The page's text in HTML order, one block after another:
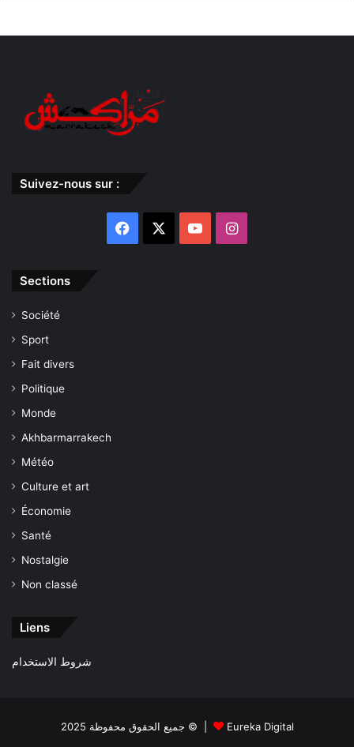
Suivez-nous sur :
Facebook YouTubeInstagram
Sections
Société
Sport
Fait divers
Politique
Monde
Akhbarmarrakech
Météo
Culture et art
Économie
Santé
Nostalgie
Non classé
Liens
شروط الاستخدام
جميع الحقوق محفوظة 2025 © | Eureka Digital